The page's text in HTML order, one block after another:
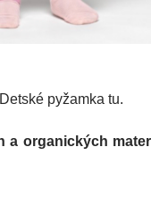
Detské pyžamka tu.
organických